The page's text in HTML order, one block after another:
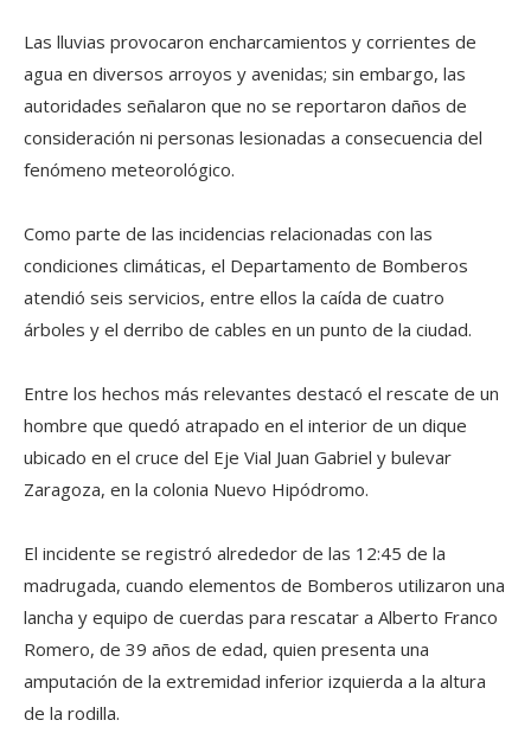
Las lluvias provocaron encharcamientos y corrientes de
agua en diversos arroyos y avenidas; sin embargo, las
autoridades señalaron que no se reportaron daños de
consideración ni personas lesionadas a consecuencia del
fenómeno meteorológico.
Como parte de las incidencias relacionadas con las
condiciones climáticas, el Departamento de Bomberos
atendió seis servicios, entre ellos la caída de cuatro
árboles y el derribo de cables en un punto de la ciudad.
Entre los hechos más relevantes destacó el rescate de un
hombre que quedó atrapado en el interior de un dique
ubicado en el cruce del Eje Vial Juan Gabriel y bulevar
Zaragoza, en la colonia Nuevo Hipódromo.
El incidente se registró alrededor de las 12:45 de la
madrugada, cuando elementos de Bomberos utilizaron una
lancha y equipo de cuerdas para rescatar a Alberto Franco
Romero, de 39 años de edad, quien presenta una
amputación de la extremidad inferior izquierda a la altura
de la rodilla.